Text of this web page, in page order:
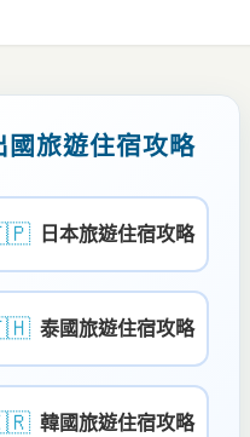
國旅遊住宿攻略
日本旅遊住宿攻略
泰國旅遊住宿攻略
韓國旅遊住宿攻略